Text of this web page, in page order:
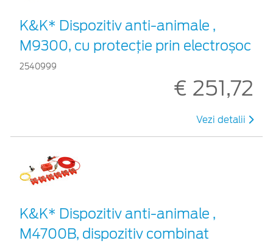
K&K* Dispozitiv anti-animale ,
M9300, cu protecție prin electroșoc
2540999
€ 251,72
Vezi detalii
K&K* Dispozitiv anti-animale ,
M4700B, dispozitiv combinat